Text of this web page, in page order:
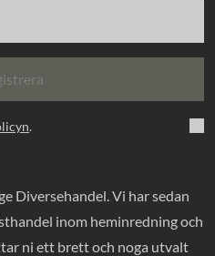
.
Diversehandel. Vi har sedan
inom heminredning och
ni ett brett och noga utvalt